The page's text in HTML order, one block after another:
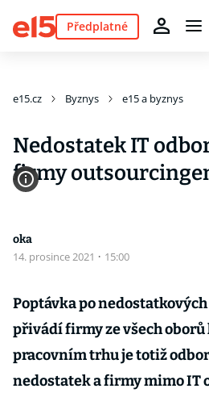
Předplatné
e15.cz Byznys e15 a byznys
Nedostatek IT
firmy
oka
14. prosince 2021 · 15:00
Poptávka po
přivádí firmy ze všech
pracovním trhu je totiž
nedostatek a firmy mimo IT